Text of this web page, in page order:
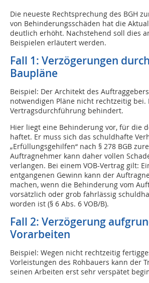
Die neueste Rechtsprechung des BGH
von Behinderungsschäden hat die
deutlich erhöht. Nachstehend soll dies
Beispielen erläutert werden.
Fall 1: Verzögerungen
Baupläne
Beispiel: Der Architekt des
notwendigen Pläne nicht rechtzeitig
Vertragsdurchführung behindert.
Hier liegt eine Behinderung vor, für die
haftet. Er muss sich das schuldhafte
„Erfüllungsgehilfen“ nach § 278 BGB
Auftragnehmer kann daher vollen
verlangen. Bei einem VOB-Vertrag gilt:
entgangenen Gewinn kann der
machen, wenn die Behinderung vom
vorsätzlich oder grob fahrlässig
worden ist (§ 6 Abs. 6 VOB/B).
Fall 2: Verzögerung
Vorarbeiten
Beispiel: Wegen nicht rechtzeitig
Vorleistungen des Rohbauers kann der
seinen Arbeiten erst sehr verspätet